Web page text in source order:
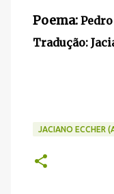
Poema:
Tradução:
JACIANO ECCHER